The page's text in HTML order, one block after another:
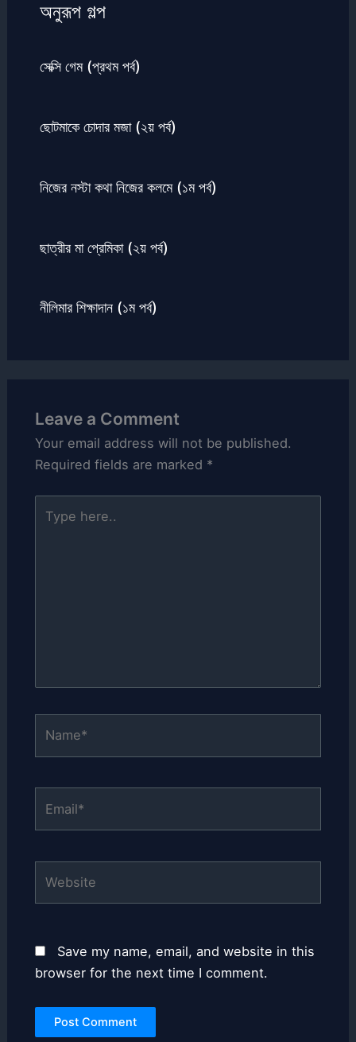
অনুরূপ গল্প
সেক্সি গেম (প্রথম পর্ব)
ছোটমাকে চোদার মজা (২য় পর্ব)
নিজের নস্টা কথা নিজের কলমে (১ম পর্ব)
ছাত্রীর মা প্রেমিকা (২য় পর্ব)
নীলিমার শিক্ষাদান (১ম পর্ব)
Leave a Comment
Your email address will not be published.
Required fields are marked *
here..
Save my name, email, and website in this
browser for the next time I comment.